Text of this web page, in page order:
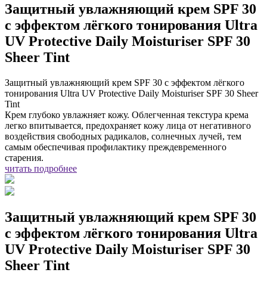
Защитный увлажняющий крем SPF 30
с эффектом лёгкого тонирования Ultra
UV Protective Daily Moisturiser SPF 30
Sheer Tint
Защитный увлажняющий крем SPF 30 с эффектом лёгкого
тонирования Ultra UV Protective Daily Moisturiser SPF 30 Sheer
Tint
Крем глубоко увлажняет кожу. Облегченная текстура крема
легко впитывается, предохраняет кожу лица от негативного
воздействия свободных радикалов, солнечных лучей, тем
самым обеспечивая профилактику преждевременного
старения.
читать подробнее
Защитный увлажняющий крем SPF 30
с эффектом лёгкого тонирования Ultra
UV Protective Daily Moisturiser SPF 30
Sheer Tint